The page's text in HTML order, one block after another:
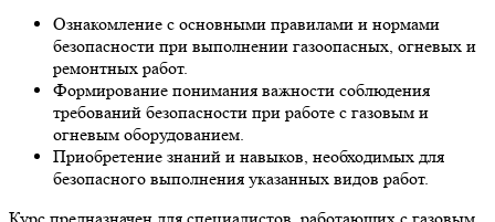
Ознакомление с основными правилами и нормами
безопасности при выполнении газоопасных, огневых и
ремонтных работ.
Формирование понимания важности соблюдения
требований безопасности при работе с газовым и
огневым оборудованием.
Приобретение знаний и навыков, необходимых для
безопасного выполнения указанных видов работ.